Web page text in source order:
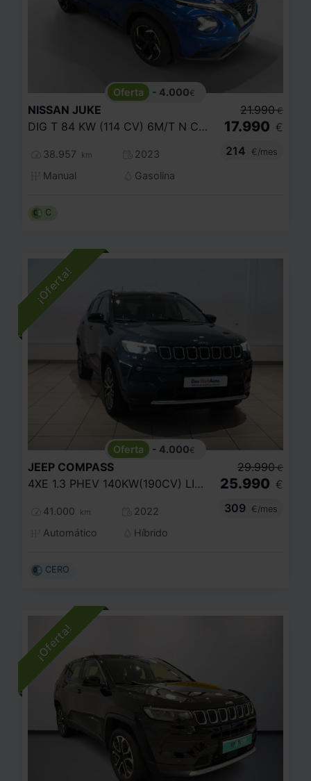
- 4.000€
NISSAN JUKE
DIG T 84 KW (114 CV) 6M/T N CONNECTA
38.957 km
2023
Manual
Gasolina
21.990 €
17.990 €
214
€/mes
C
- 4.000€
JEEP COMPASS
4XE 1.3 PHEV 140KW(190CV) LIMITED AT AWD
41.000 km
2022
Automático
Híbrido
29.990 €
25.990 €
309
€/mes
CERO